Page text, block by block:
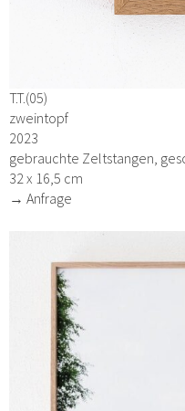
T.T.(05)
zweintopf
2023
gebrauchte Zeltstangen,
32 x 16,5 cm
→ Anfrage